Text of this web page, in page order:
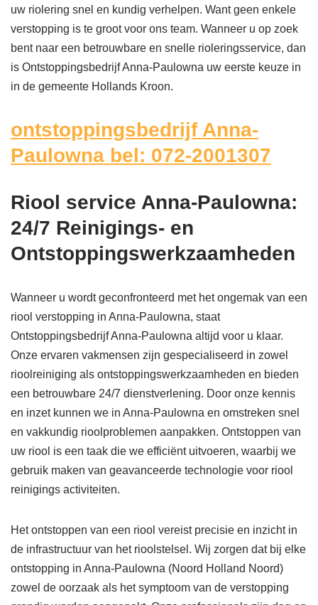
uw riolering snel en kundig verhelpen. Want geen enkele
verstopping is te groot voor ons team. Wanneer u op zoek
bent naar een betrouwbare en snelle rioleringsservice, dan
is Ontstoppingsbedrijf Anna-Paulowna uw eerste keuze in
in de gemeente Hollands Kroon.
ontstoppingsbedrijf Anna-
Paulowna bel: 072-2001307
Riool service Anna-Paulowna:
24/7 Reinigings- en
Ontstoppingswerkzaamheden
Wanneer u wordt geconfronteerd met het ongemak van een
riool verstopping in Anna-Paulowna, staat
Ontstoppingsbedrijf Anna-Paulowna altijd voor u klaar.
Onze ervaren vakmensen zijn gespecialiseerd in zowel
rioolreiniging als ontstoppingswerkzaamheden en bieden
een betrouwbare 24/7 dienstverlening. Door onze kennis
en inzet kunnen we in Anna-Paulowna en omstreken snel
en vakkundig rioolproblemen aanpakken. Ontstoppen van
uw riool is een taak die we efficiënt uitvoeren, waarbij we
gebruik maken van geavanceerde technologie voor riool
reinigings activiteiten.
Het ontstoppen van een riool vereist precisie en inzicht in
de infrastructuur van het rioolstelsel. Wij zorgen dat bij elke
ontstopping in Anna-Paulowna (Noord Holland Noord)
zowel de oorzaak als het symptoom van de verstopping